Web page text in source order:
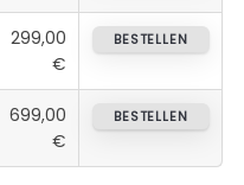
299,00
€
BESTELLEN
699,00
€
BESTELLEN